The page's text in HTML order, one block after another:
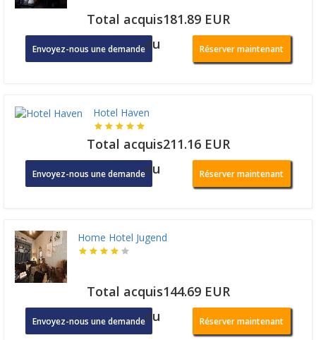
Total acquis181.89 EUR
Envoyez-nous une demandeou Réserver maintenant
Hotel Haven
Total acquis211.16 EUR
Envoyez-nous une demandeou Réserver maintenant
Home Hotel Jugend
Total acquis144.69 EUR
Envoyez-nous une demandeou Réserver maintenant